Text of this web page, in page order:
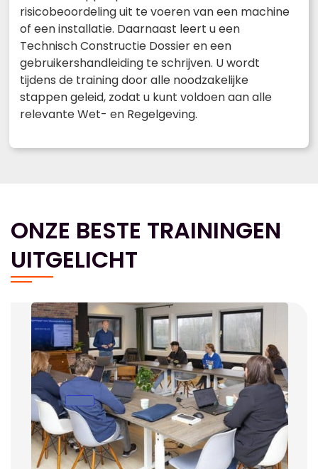
risicobeoordeling uit te voeren van een machine
of een installatie. Daarnaast leert u een
Technisch Constructie Dossier en een
gebruikershandleiding te schrijven. U wordt
tijdens de training door alle noodzakelijke
stappen geleid, zodat u kunt voldoen aan alle
relevante Wet- en Regelgeving.
ONZE BESTE TRAININGEN
UITGELICHT